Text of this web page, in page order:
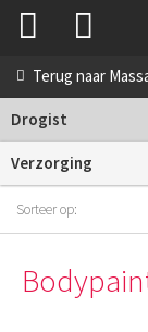
Terug naar
Drogist
Verzorging
Sorteer op: